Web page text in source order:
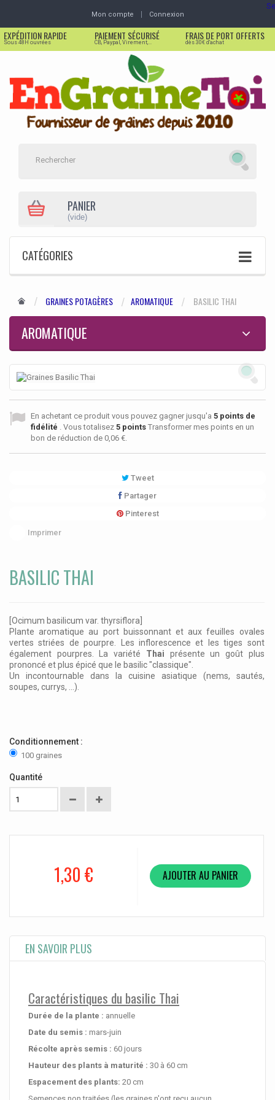
Mon compte Connexion
EXPÉDITION RAPIDE
Sous 48H ouvrées
PAIEMENT SÉCURISÉ
CB, Paypal, Virement,...
FRAIS DE PORT OFFERTS
dès 30€ d'achat
PANIER
(vide)
CATÉGORIES
GRAINES POTAGÈRES AROMATIQUE BASILIC THAI
AROMATIQUE
En achetant ce produit vous pouvez gagner jusqu'a 5 points de
fidélité
. Vous totalisez 5 points Transformer mes points en un
bon de réduction de 0,06 €
Tweet
Partager
Pinterest
Imprimer
BASILIC THAI
[Ocimum basilicum var. thyrsiflora]
Plante aromatique au port buissonnant et aux feuilles ovales
vertes striées de pourpre. Les inflorescence et les tiges sont
également pourpres. La variété Thai présente un goût plus
prononcé et plus épicé que le basilic "classique".
Un incontournable dans la cuisine asiatique (nems, sautés,
soupes, currys, ...).
Conditionnement :
100 graines
Quantité
1,30 € AJOUTER AU PANIER
EN SAVOIR PLUS
Caractéristiques du basilic Thai
Durée de la plante : annuelle
Date du semis : mars-juin
Récolte après semis : 60 jours
Hauteur des plants à maturité : 30 à 60 cm
Espacement des plants: 20 cm